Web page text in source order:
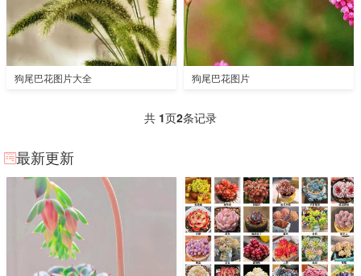
狗尾巴花图片大全 狗尾巴花图片
共 1页2条记录
最新更新